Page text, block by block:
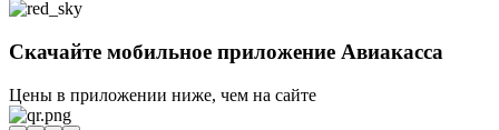
Скачайте мобильное приложение Авиакасса
Цены в приложении ниже, чем на сайте